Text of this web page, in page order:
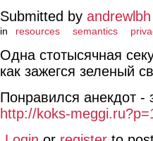
Submitted by andrewlbh
in resources semantics
Одна стотысячная
как зажегся зеленый
Понравился анекдот -
http://koks-